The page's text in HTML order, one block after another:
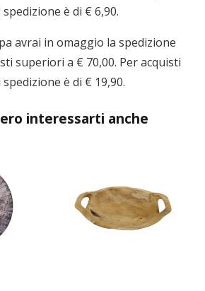
è di € 6,90.
avrai in omaggio la spedizione
superiori a € 70,00. Per acquisti
è di € 19,90.
interessarti anche